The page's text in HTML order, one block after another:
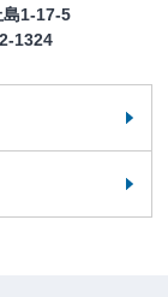
1-17-5
1324